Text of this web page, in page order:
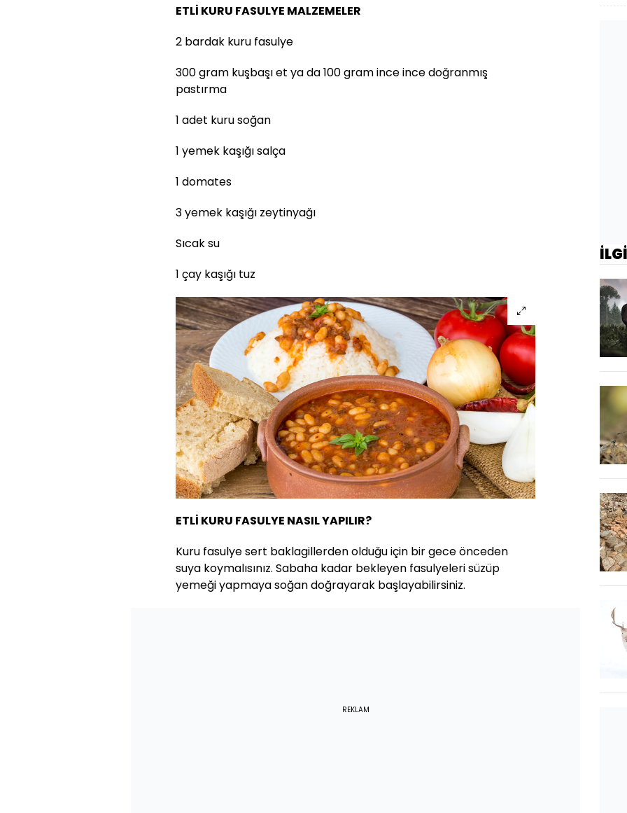
ETLİ KURU FASULYE MALZEMELER
2 bardak kuru fasulye
300 gram kuşbaşı et ya da 100 gram ince ince doğranmış
pastırma
1 adet kuru soğan
1 yemek kaşığı salça
1 domates
3 yemek kaşığı zeytinyağı
Sıcak su
1 çay kaşığı tuz
ETLİ KURU FASULYE NASIL YAPILIR?
Kuru fasulye sert baklagillerden olduğu için bir gece önceden
suya koymalısınız. Sabaha kadar bekleyen fasulyeleri süzüp
yemeği yapmaya soğan doğrayarak başlayabilirsiniz.
REKLAM